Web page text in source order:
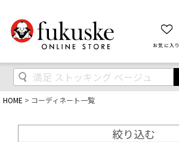
お気に入り
HOME コーディネート一覧
絞り込む